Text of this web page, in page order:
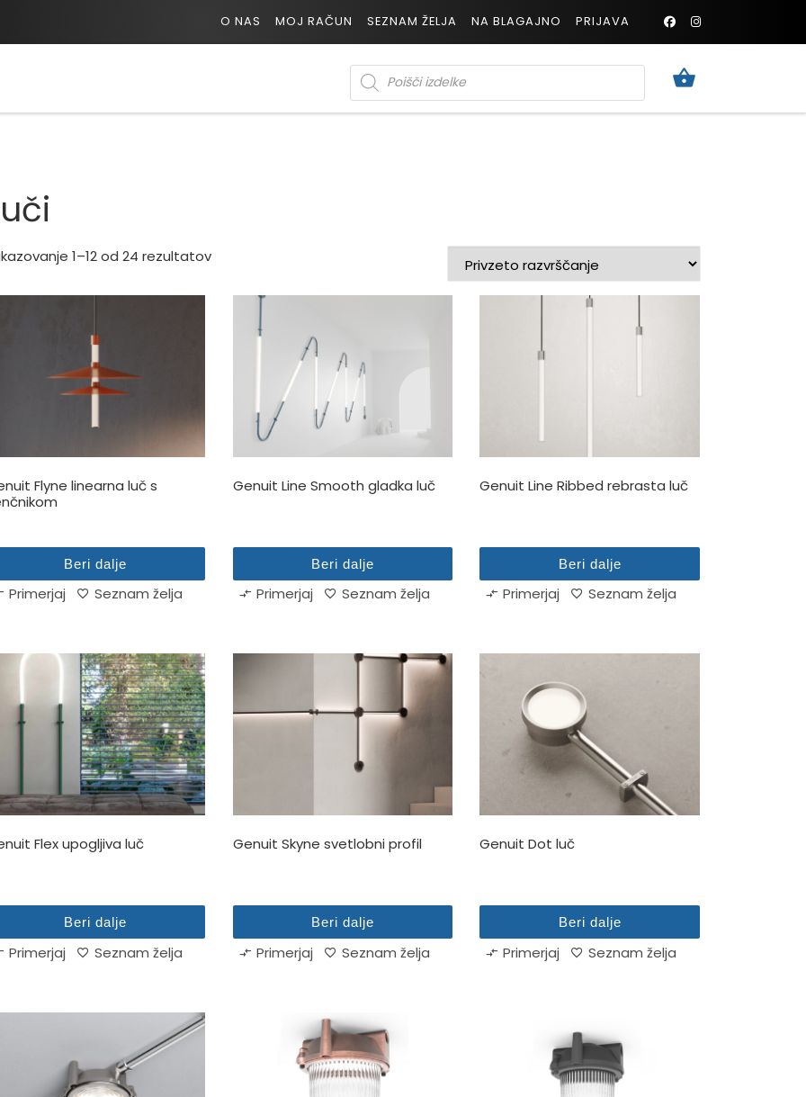
O NAS MOJ RAČUN SEZNAM ŽELJA NA BLAGAJNO PRIJAVA
PRODUCTS SEARCH
1–12 od 24 rezultatov
Flyne linearna luč s
Beri dalje
Primerjaj Seznam želja
Genuit Line Smooth gladka luč
Beri dalje
Primerjaj Seznam želja
Genuit Line Ribbed rebrasta luč
Beri dalje
Primerjaj Seznam želja
Flex upogljiva luč
Beri dalje
Primerjaj Seznam želja
Genuit Skyne svetlobni profil
Beri dalje
Primerjaj Seznam želja
Genuit Dot luč
Beri dalje
Primerjaj Seznam želja